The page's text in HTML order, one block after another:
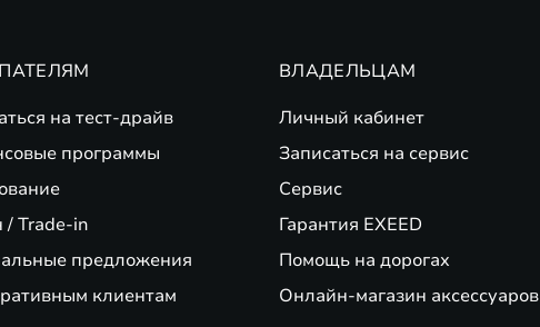
на тест-драйв
программы
/ Trade-in
предложения
клиентам
ВЛАДЕЛЬЦАМ
Личный кабинет
Записаться на сервис
Сервис
Гарантия EXEED
Помощь на дорогах
Онлайн-магазин аксессуаров